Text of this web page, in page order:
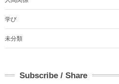
学び
未分類
Subscribe / Share